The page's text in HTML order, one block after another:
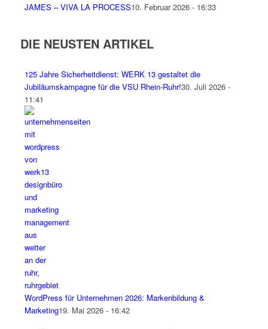
JAMES – VIVA LA PROCESS10. Februar 2026 - 16:33
DIE NEUSTEN ARTIKEL
125 Jahre Sicherheitdienst: WERK 13 gestaltet die
Jubiläumskampagne für die VSU Rhein-Ruhr!30. Juli 2026 -
11:41
WordPress für Unternehmen 2026: Markenbildung &
Marketing19. Mai 2026 - 16:42